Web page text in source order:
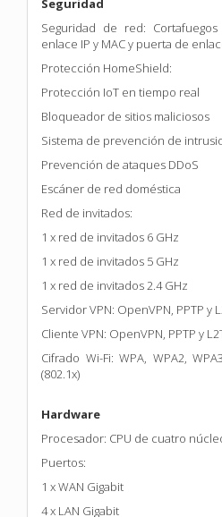
Seguridad
Seguridad de red:
enlace IP y MAC y puerta de
Protección HomeShield:
Protección IoT en tiempo real
Bloqueador de sitios maliciosos
Sistema de prevención de
Prevención de ataques DDoS
Escáner de red doméstica
Red de invitados:
1 x red de invitados 6 GHz
1 x red de invitados 5 GHz
1 x red de invitados 2.4 GHz
Servidor VPN: OpenVPN, PPTP y
Cliente VPN: OpenVPN, PPTP y
Cifrado Wi-Fi: WPA, WPA2,
(802.1x)
Hardware
Procesador: CPU de cuatro
Puertos:
1 x WAN Gigabit
4 x LAN Gigabit